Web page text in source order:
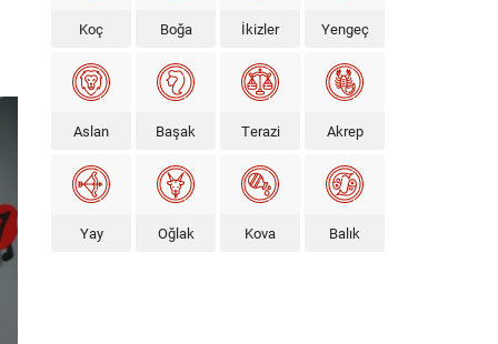
Koç Boğa İkizler Yengeç
Aslan Başak Terazi Akrep
Yay Oğlak Kova Balık